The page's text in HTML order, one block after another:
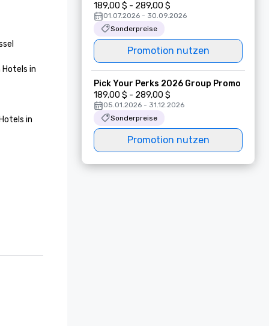
in
in
189,00 $ - 289,00 $
01.07.2026 - 30.09.2026
Sonderpreise
Promotion nutzen
Pick Your Perks 2026 Group Promo
189,00 $ - 289,00 $
05.01.2026 - 31.12.2026
Sonderpreise
Promotion nutzen